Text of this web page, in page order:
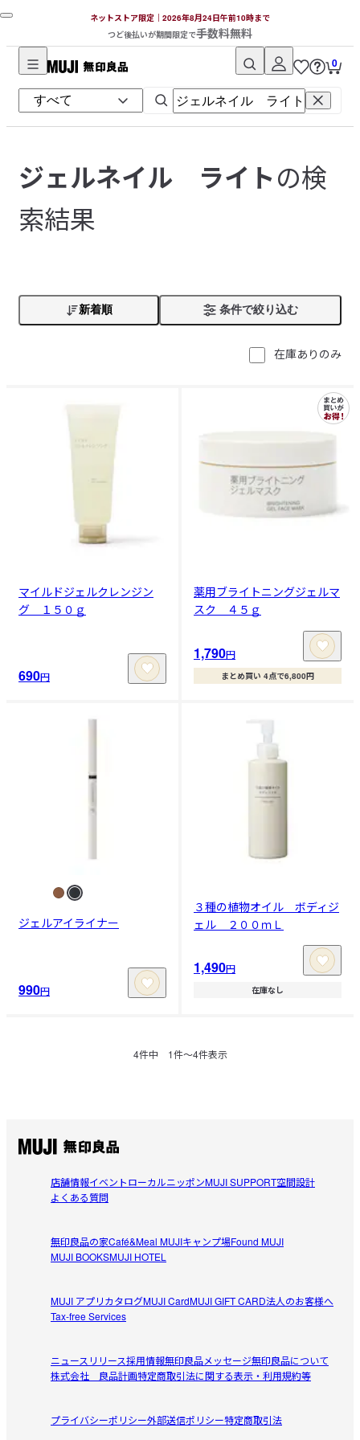
ネットストア限定｜2026年8月24日午前10時まで
つど後払いが期間限定で手数料無料
無
印
良
ッ
ト
ス
0
ジェルネイル ライトの検
索結果
新着順 条件で絞り込む
在庫ありのみ
マイルドジェルクレンジン
グ １５０ｇ
690円
薬用ブライトニングジェルマ
スク ４５ｇ
1,790円
まとめ買い 4点で6,800円
ジェルアイライナー
990円
３種の植物オイル ボディジ
ェル ２００ｍＬ
1,490円
在庫なし
4件中 1件〜4件表示
店舗情報イベントローカルニッポンMUJI SUPPORT空間設計
よくある質問
無印良品の家Café&Meal MUJIキャンプ場Found MUJI
MUJI BOOKSMUJI HOTEL
MUJI アプリカタログMUJI CardMUJI GIFT CARD法人のお客様へ
Tax-free Services
ニュースリリース採用情報無印良品メッセージ無印良品について
株式会社 良品計画特定商取引法に関する表示・利用規約等
プライバシーポリシー外部送信ポリシー特定商取引法